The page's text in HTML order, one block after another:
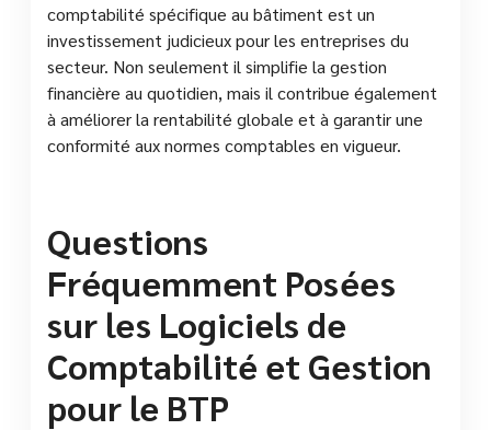
comptabilité spécifique au bâtiment est un
investissement judicieux pour les entreprises du
secteur. Non seulement il simplifie la gestion
financière au quotidien, mais il contribue également
à améliorer la rentabilité globale et à garantir une
conformité aux normes comptables en vigueur.
Questions
Fréquemment Posées
sur les Logiciels de
Comptabilité et Gestion
pour le BTP